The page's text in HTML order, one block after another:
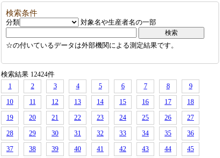
検索条件
分類 対象名や生産者名の一部
☆の付いているデータは外部機関による測定結果です。
検索結果 12424件
1
2 3 4 5 6 7 8 9
10 11 12 13 14 15 16 17 18
19 20 21 22 23 24 25 26 27
28 29 30 31 32 33 34 35 36
37 38 39 40 41 42 43 44 45